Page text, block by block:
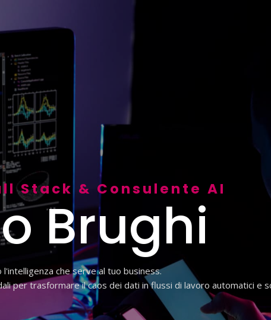
Stack & Consulente AI
Brughi
che serve al tuo business.
per trasformare il caos dei dati in flussi di lavoro automatici e